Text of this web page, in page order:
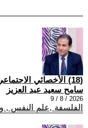
(18) الأخصائي الاجتماعي شريك التنمية المجهول
سامح سعيد عبد العزيز
2026 / 8 / 9
الفلسفة ,علم النفس ,